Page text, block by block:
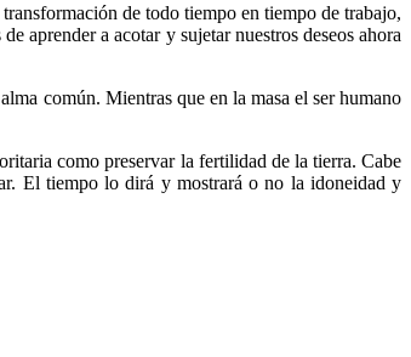
de todo tiempo en tiempo de trabajo,
aprender a acotar y sujetar nuestros deseos ahora
común. Mientras que en la masa el ser humano
como preservar la fertilidad de la tierra. Cabe
El tiempo lo dirá y mostrará o no la idoneidad y